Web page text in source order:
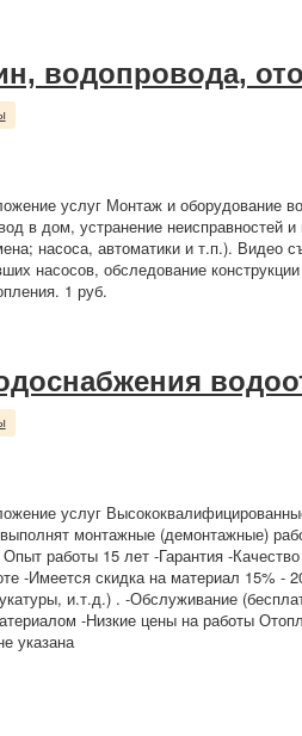
водопровода,
услуг Монтаж и оборудование
в дом, устранение неисправностей
насоса, автоматики и т.п.). Видео
насосов, обследование
1 руб.
услуг
монтажные (демонтажные)
работы 15 лет -Гарантия -
-Имеется скидка на материал 15% -
и.т.д.) . -Обслуживание
-Низкие цены на работы
указана